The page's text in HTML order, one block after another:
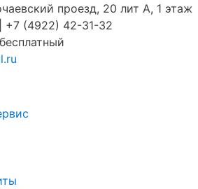
проезд, 20 лит А, 1 этаж
+7 (4922) 42-31-32